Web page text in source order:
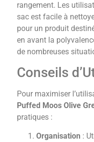
rangement. Les
sac est facile à
pour un produit
en avant la
de nombreuses
Conseils
Pour maximiser
Puffed Moos Olive
pratiques :
Organisation :